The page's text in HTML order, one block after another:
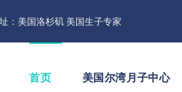
：美国洛杉矶 美国生子专家
首页 美国尔湾月子中心